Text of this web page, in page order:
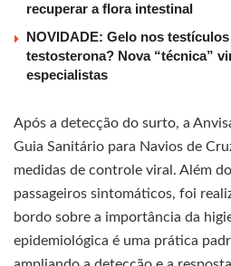
recuperar a flora intestinal
NOVIDADE: Gelo nos
testosterona? Nova “técnica”
especialistas
Após a detecção do surto, a
Guia Sanitário para Navios de
medidas de controle viral. Além
passageiros sintomáticos, foi
bordo sobre a importância da
epidemiológica é uma prática